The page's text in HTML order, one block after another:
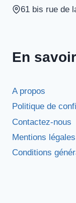
61 bis rue de
En
A propos
Politique de
Contactez-nous
Mentions légales
Conditions